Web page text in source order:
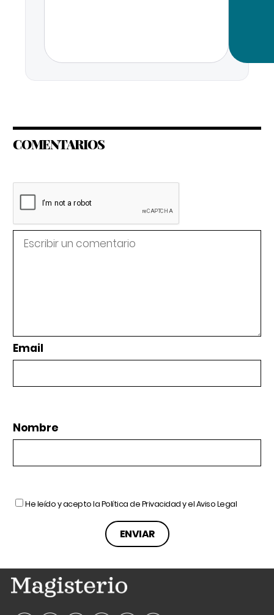
COMENTARIOS
Email
Nombre
He leído y acepto laPolítica de Privacidady elAviso Legal